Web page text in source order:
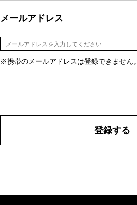
メールアドレス
※携帯のメールアドレスは登録できません。
登録する